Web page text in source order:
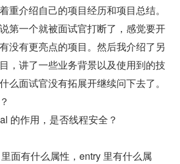
重介绍自己的项目经历和项目总结。
第一个就被面试官打断了，感觉要开
没有更亮点的项目。然后我介绍了另
，讲了一些业务背景以及使用到的技
么面试官没有拓展开继续问下去了。
的作用，是否线程安全？
面有什么属性，entry 里有什么属